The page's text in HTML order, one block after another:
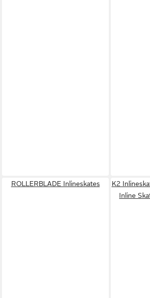
ROLLERBLADE Inlineskates
K2
Inline